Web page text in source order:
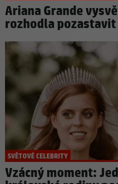
Ariana Grande
rozhodla
SVĚTOVÉ CELEBRITY
Vzácný moment: